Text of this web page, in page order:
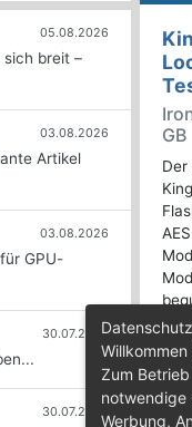
05.08.2026
breit –
03.08.2026
Artikel
03.08.2026
GPU-
30.07.2026
30.07.2026
GB
Der
Zum
notwendige
Werbung,